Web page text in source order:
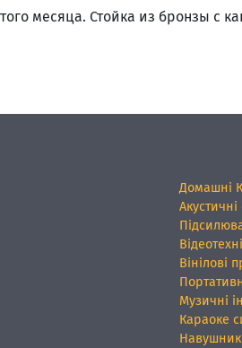
месяца. Стойка из бронзы с
Домашні
Вінілові
Музичні
Караоке